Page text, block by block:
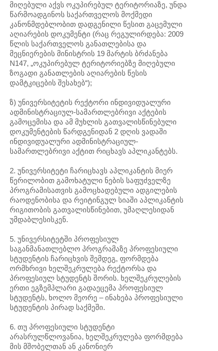
მიღებული აქვს ოკუპირებულ ტერიტორიაზე, უნდა
წარმოადგინოს საქართველოს მოქმედი
კანონმდებლობით დადგენილი წესით გაცემული
აღიარების დოკუმენტი (რაც რეგულირდება: 2009
წლის საქართველოს განათლებისა და
მეცნიერების მინისტრის 19 მარტის ბრძანება
N147, „ოკუპირებულ ტერიტორიებზე მიღებული
ზოგადი განათლების აღიარების წესის
დამტკიცების შესახებ“);
ზ) უნივერსიტეტის რექტორი ინდივიდუალური
ადმინისტრაციულ-სამართლებრივი აქტების
გამოცემისა და ამ მუხლის გათვალისწინებული
დოკუმენტების წარდგენიდან 2 დღის ვადაში
ინდივიდუალური ადმინისტრაციულ-
სამართლებრივი აქტით რიცხავს აპლიკანტებს.
2. უნივერსიტეტი ჩარიცხავს აპლიკანტის მიერ
წერილობით გამოხატული ნების საფუძველზე
პროგრამისათვის გამოცხადებული ადგილების
რაოდენობისა და რეიტინგულ სიაში აპლიკანტის
რიგითობის გათვალისწინებით, უმაღლესიდან
უმდაბლესისკენ.
5. უნივერსიტეტში პროფესიულ
საგანმანათლებლო პროგრამაზე პროფესიული
სტუდენტის ჩარიცხვის შემდეგ, ფორმდება
ორმხრივი ხელშეკრულება რექტორსა და
პროფესიულ სტუდენტს შორის. ხელშეკრულების
ერთი ეგზემპლარი გადაეცემა პროფესიულ
სტუდენტს, ხოლო მეორე – ინახება პროფესიული
სტუდენტის პირად საქმეში.
6. თუ პროფესიული სტუდენტი
არასრულწლოვანია, ხელშეკრულება ფორმდება
მის მშობელთან ან კანონიერ